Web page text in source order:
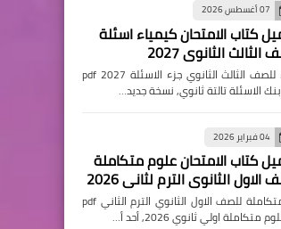
07 أغسطس 2026
كتاب الامتحان كيمياء اسئلة
الثالث الثانوي 2027
كتاب الامتحان كيمياء للصف الثالث الثانوي جزء الاسئلة pdf 2027
الاسئلة تالتة ثانوي, نسخة جديد…
04 فبراير 2026
كتاب الامتحان علوم متكاملة
الاول الثانوي الترم لثاني 2026
كتاب الامتحان علوم متكاملة للصف الاول الثانوي الترم الثاني pdf